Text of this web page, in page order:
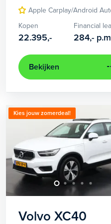
electronic climate
achteruitrijcamera
Apple Carplay/Android
Kopen
22.395,-
Financial
284,-
Bekijken
Kies jouw zomerdeal!
Volvo XC40